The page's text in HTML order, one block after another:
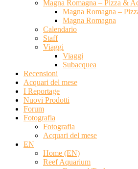
Magna Romagna – Pizza &
Magna Romagna –
Magna Romagna
Calendario
Staff
Viaggi
Viaggi
Subacquea
Recensioni
Acquari del mese
I Reportage
Nuovi Prodotti
Forum
Fotografia
Fotografia
Acquari del mese
EN
Home (EN)
Reef Aquarium